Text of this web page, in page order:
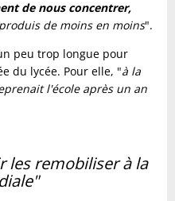
de nous concentrer,
de moins en moins".
peu trop longue pour
du lycée. Pour elle, "à la
l'école après un an
les remobiliser à la